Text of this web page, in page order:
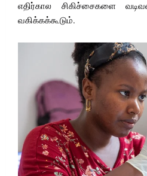
எதிர்கால சிகிச்சைகளை
வகிக்கக்கூடும்.